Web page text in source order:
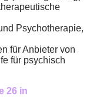
Psychotherapie,
für Anbieter von
für psychisch
26 in